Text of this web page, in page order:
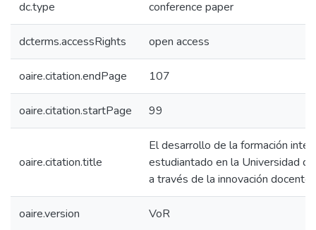
dc.type conference paper
dcterms.accessRights open access
oaire.citation.endPage 107
oaire.citation.startPage 99
oaire.citation.title
El desarrollo de la formación
estudiantado en la Universidad
a través de la innovación docente
oaire.version VoR